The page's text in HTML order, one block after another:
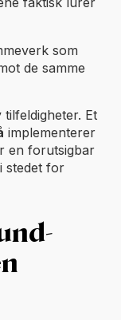
som
de samme
Et
implementerer
en forutsigbar
stedet for